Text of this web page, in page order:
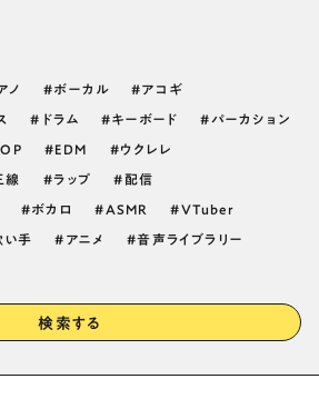
ノ ボーカル アコギ
ドラム キーボード パーカション
EDM ウクレレ
線 ラップ 配信
ボカロ ASMR VTuber
い手 アニメ 音声ライブラリー
検索する